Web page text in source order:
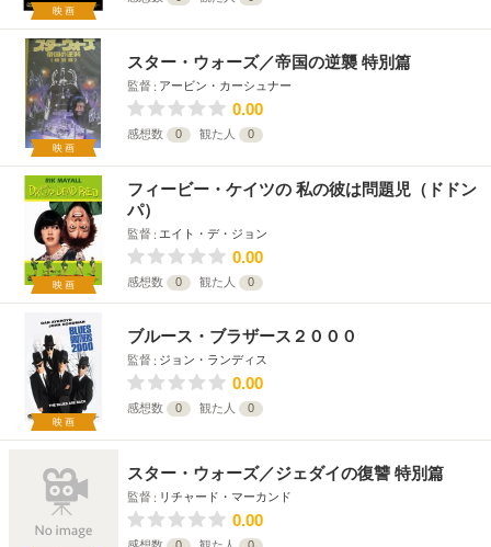
映画
映画
スター・ウォーズ／帝国の逆襲 特別篇
監督 アービン・カーシュナー
0.00
感想数 0 観た人 0
映画
フィービー・ケイツの 私の彼は問題児（ドドン
パ）
監督 エイト・デ・ジョン
0.00
感想数 0 観た人 0
映画
ブルース・ブラザース２０００
監督 ジョン・ランディス
0.00
感想数 0 観た人 0
スター・ウォーズ／ジェダイの復讐 特別篇
監督 リチャード・マーカンド
0.00